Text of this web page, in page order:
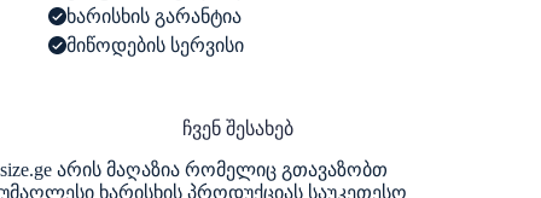
ხარისხის გარანტია
მიწოდების სერვისი
ჩვენ შესახებ
size.ge არის მაღაზია რომელიც გთავაზობთ
უმაღლესი ხარისხის პროდუქციას საუკეთესო